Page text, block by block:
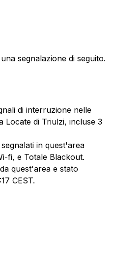
segnalazione di seguito.
di interruzione nelle
Locate di Triulzi, incluse 3
in quest'area
fi, e Totale Blackout.
quest'area e stato
CEST.